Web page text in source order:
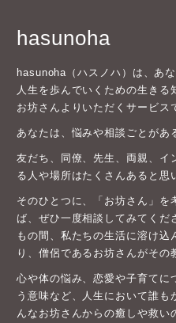
hasunoha
hasunoha（ハスノハ）は、あ
人生を歩んでいくための生き
お坊さんよりいただくサービス
あなたは、悩みや相談ごとがあ
友だち、同僚、先生、両親、イ
る人や場所はたくさんあると思
そのひとつに、「お坊さん」を
ば、ぜひ一度相談してみてくだ
もの間、私たちの生活に溶け込
り、僧侶であるお坊さんがその
心や体の悩み、恋愛や子育てに
う意味など、人生において誰も
んなお坊さんからの癒しや救い